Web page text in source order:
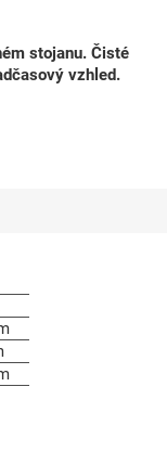
stojanu. Čisté
vzhled.